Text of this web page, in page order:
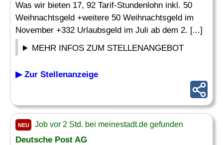
Was wir bieten 17, 92 Tarif-Stundenlohn inkl. 50
Weihnachtsgeld +weitere 50 Weihnachtsgeld im
November +332 Urlaubsgeld im Juli ab dem 2. [...]
MEHR INFOS ZUM STELLENANGEBOT
▶ Zur Stellenanzeige
NEU Job vor 2 Std. bei meinestadt.de gefunden
Deutsche Post AG